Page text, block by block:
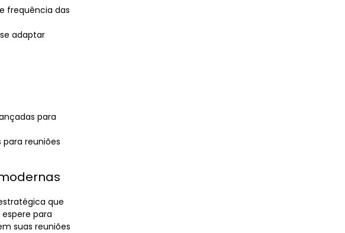
frequência das
adaptar
para
para reuniões
que
para
suas reuniões